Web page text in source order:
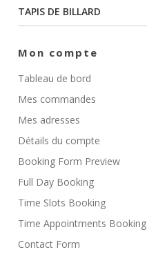
TAPIS DE BILLARD
Mon compte
Tableau de bord
Mes commandes
Mes adresses
Détails du compte
Booking Form Preview
Full Day Booking
Time Slots Booking
Time Appointments Booking
Contact Form